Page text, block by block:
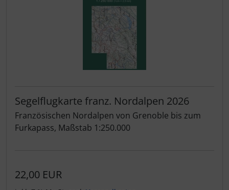
Segelflugkarte franz. Nordalpen 2026
Französischen Nordalpen von Grenoble bis zum
Furkapass, Maßstab 1:250.000
22,00 EUR